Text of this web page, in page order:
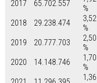
2017
65.702.557
%
2018
29.238.474
3,52
%
2019
20.777.703
2,50
%
2020
14.148.746
1,70
%
1,36